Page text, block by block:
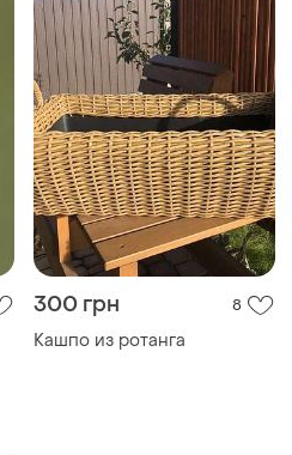
300 грн 8
Кашпо из ротанга